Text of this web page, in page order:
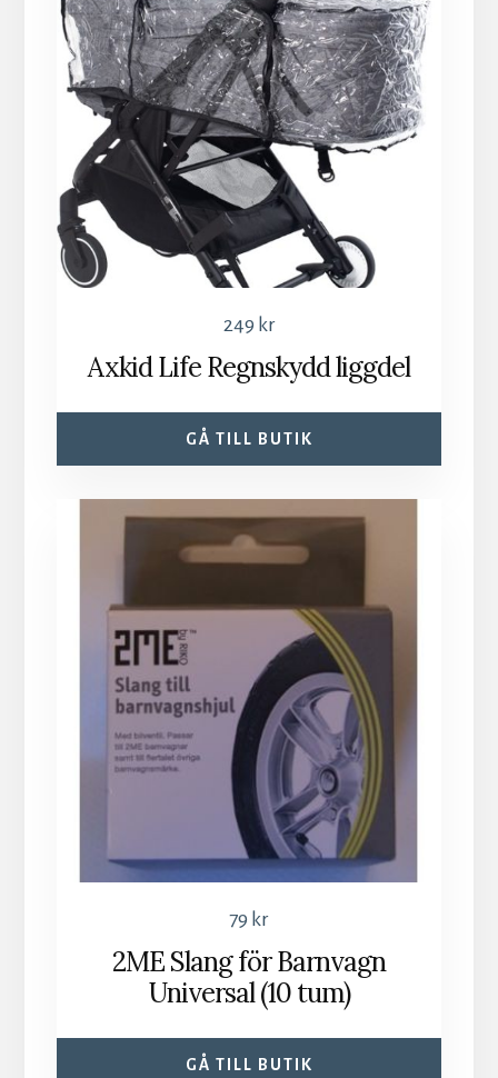
249 kr
Axkid Life Regnskydd liggdel
GÅ TILL BUTIK
79 kr
2ME Slang för Barnvagn
Universal (10 tum)
GÅ TILL BUTIK